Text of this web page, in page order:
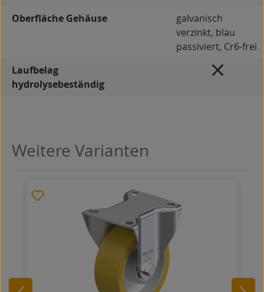
Oberfläche Gehäuse
galvanisch
verzinkt, blau
passiviert, Cr6-frei
Laufbelag
hydrolysebeständig
Produktgalerie überspringen
Weitere Varianten